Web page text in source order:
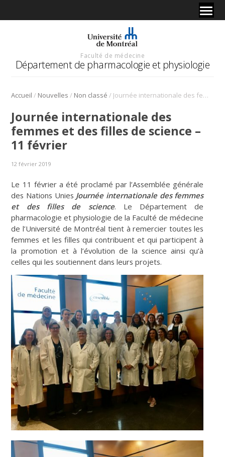
Faculté de médecine
Département de pharmacologie et physiologie
Accueil / Nouvelles / Non classé / Journée internationale des femmes et des filles de science – 11 février
Journée internationale des
femmes et des filles de science –
11 février
12 février 2019
Le 11 février a été proclamé par l’Assemblée générale
des Nations Unies Journée internationale des femmes
et des filles de science. Le Département de
pharmacologie et physiologie de la Faculté de médecine
de l’Université de Montréal tient à remercier toutes les
femmes et les filles qui contribuent et qui participent à
la promotion et à l’évolution de la science ainsi qu’à
celles qui les soutiennent dans leurs projets.